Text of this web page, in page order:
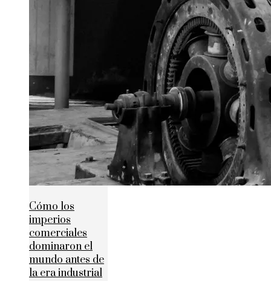
Cómo los
imperios
comerciales
dominaron el
mundo antes de
la era industrial